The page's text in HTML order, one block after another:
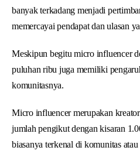
banyak terkadang menjadi
memercayai pendapat dan ulasan
Meskipun begitu micro influencer
puluhan ribu juga memiliki
komunitasnya.
Micro influencer merupakan
jumlah pengikut dengan kisaran
biasanya terkenal di komunitas